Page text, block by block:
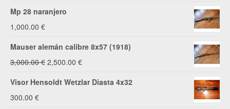
Mp 28 naranjero
1,000.00 €
Mauser alemán calibre 8x57 (1918)
3,000.00€ El
precio
2,500.00 €El
precio
Visor Hensoldt Wetzlar Diasta 4x32
300.00 €